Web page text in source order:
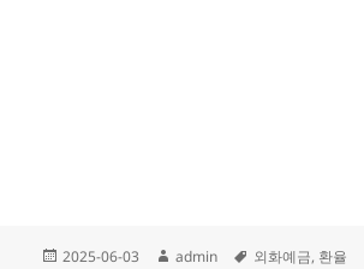
작
2025-06-03
글
admin
태
외화예금, 환율